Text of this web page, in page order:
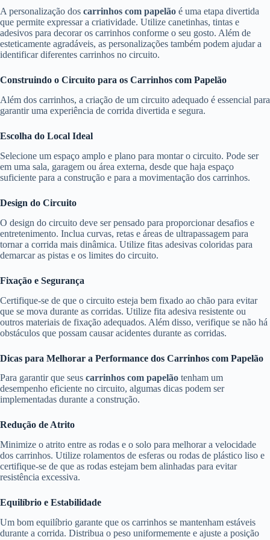
A personalização dos carrinhos com papelão é uma etapa divertida
que permite expressar a criatividade. Utilize canetinhas, tintas e
adesivos para decorar os carrinhos conforme o seu gosto. Além de
esteticamente agradáveis, as personalizações também podem ajudar a
identificar diferentes carrinhos no circuito.
Construindo o Circuito para os Carrinhos com Papelão
Além dos carrinhos, a criação de um circuito adequado é essencial para
garantir uma experiência de corrida divertida e segura.
Escolha do Local Ideal
Selecione um espaço amplo e plano para montar o circuito. Pode ser
em uma sala, garagem ou área externa, desde que haja espaço
suficiente para a construção e para a movimentação dos carrinhos.
Design do Circuito
O design do circuito deve ser pensado para proporcionar desafios e
entretenimento. Inclua curvas, retas e áreas de ultrapassagem para
tornar a corrida mais dinâmica. Utilize fitas adesivas coloridas para
demarcar as pistas e os limites do circuito.
Fixação e Segurança
Certifique-se de que o circuito esteja bem fixado ao chão para evitar
que se mova durante as corridas. Utilize fita adesiva resistente ou
outros materiais de fixação adequados. Além disso, verifique se não há
obstáculos que possam causar acidentes durante as corridas.
Dicas para Melhorar a Performance dos Carrinhos com Papelão
Para garantir que seus carrinhos com papelão tenham um
desempenho eficiente no circuito, algumas dicas podem ser
implementadas durante a construção.
Redução de Atrito
Minimize o atrito entre as rodas e o solo para melhorar a velocidade
dos carrinhos. Utilize rolamentos de esferas ou rodas de plástico liso e
certifique-se de que as rodas estejam bem alinhadas para evitar
resistência excessiva.
Equilíbrio e Estabilidade
Um bom equilíbrio garante que os carrinhos se mantenham estáveis
durante a corrida. Distribua o peso uniformemente e ajuste a posição